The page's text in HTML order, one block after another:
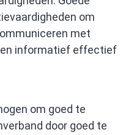
om
met
en informatief effectief
om goed te
door goed te